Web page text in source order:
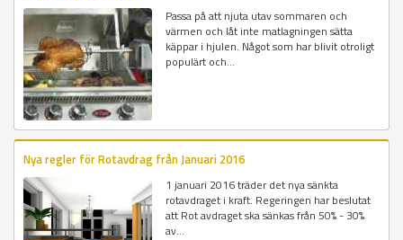
Passa på att njuta utav sommaren och
värmen och låt inte matlagningen sätta
käppar i hjulen. Något som har blivit otroligt
populärt och...
Nya regler för Rotavdrag från Januari 2016
1 januari 2016 träder det nya sänkta
rotavdraget i kraft. Regeringen har beslutat
att Rot avdraget ska sänkas från 50% - 30%
av...